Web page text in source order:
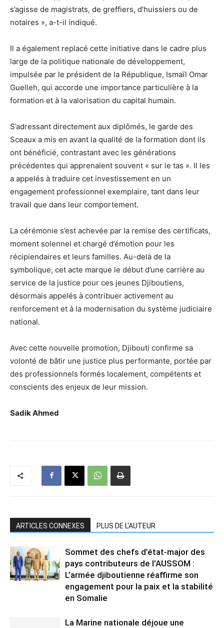
s’agisse de magistrats, de greffiers, d’huissiers ou de
notaires », a-t-il indiqué.
Il a également replacé cette initiative dans le cadre plus
large de la politique nationale de développement,
impulsée par le président de la République, Ismaïl Omar
Guelleh, qui accorde une importance particulière à la
formation et à la valorisation du capital humain.
S’adressant directement aux diplômés, le garde des
Sceaux a mis en avant la qualité de la formation dont ils
ont bénéficié, contrastant avec les générations
précédentes qui apprenaient souvent « sur le tas ». Il les
a appelés à traduire cet investissement en un
engagement professionnel exemplaire, tant dans leur
travail que dans leur comportement.
La cérémonie s’est achevée par la remise des certificats,
moment solennel et chargé d’émotion pour les
récipiendaires et leurs familles. Au-delà de la
symbolique, cet acte marque le début d’une carrière au
service de la justice pour ces jeunes Djiboutiens,
désormais appelés à contribuer activement au
renforcement et à la modernisation du système judiciaire
national.
Avec cette nouvelle promotion, Djibouti confirme sa
volonté de bâtir une justice plus performante, portée par
des professionnels formés localement, compétents et
conscients des enjeux de leur mission.
Sadik Ahmed
ARTICLES CONNEXES PLUS DE L'AUTEUR
Sommet des chefs d’état-major des
pays contributeurs de l’AUSSOM :
L’armée djiboutienne réaffirme son
engagement pour la paix et la stabilité
en Somalie
La Marine nationale déjoue une